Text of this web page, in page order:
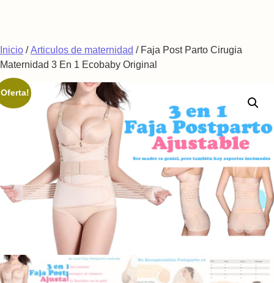
Inicio /Articulos de maternidad / Faja Post Parto Cirugia
Maternidad 3 En 1 Ecobaby Original